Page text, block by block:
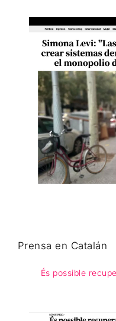
Prensa en Catalán
És possible